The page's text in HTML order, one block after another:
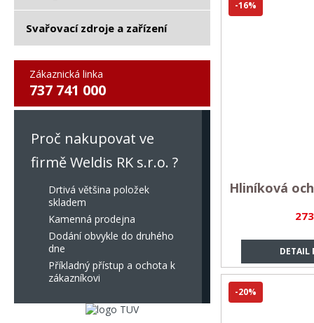
Svařovací zdroje a zařízení
Zákaznická linka
737 741 000
Proč nakupovat ve
firmě Weldis RK s.r.o. ?
Drtivá většina položek
skladem
Kamenná prodejna
Dodání obvykle do druhého
dne
Příkladný přístup a ochota k
zákazníkovi
DETAIL
Hliníková
-16%
-20%